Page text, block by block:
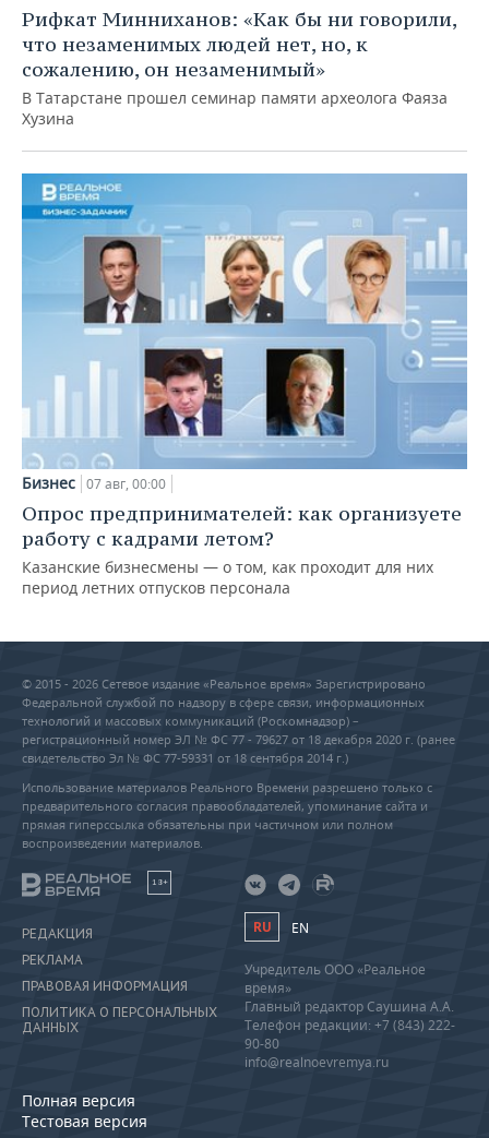
Рифкат Минниханов: «Как бы ни говорили,
что незаменимых людей нет, но, к
сожалению, он незаменимый»
В Татарстане прошел семинар памяти археолога Фаяза
Хузина
Бизнес 07 авг, 00:00
Опрос предпринимателей: как организуете
работу с кадрами летом?
Казанские бизнесмены — о том, как проходит для них
период летних отпусков персонала
© 2015 - 2026 Сетевое издание «Реальное время» Зарегистрировано
Федеральной службой по надзору в сфере связи, информационных
технологий и массовых коммуникаций (Роскомнадзор) –
регистрационный номер ЭЛ № ФС 77 - 79627 от 18 декабря 2020 г. (ранее
свидетельство Эл № ФС 77-59331 от 18 сентября 2014 г.)
Использование материалов Реального Времени разрешено только с
предварительного согласия правообладателей, упоминание сайта и
прямая гиперссылка обязательны при частичном или полном
воспроизведении материалов.
18+
РЕДАКЦИЯ
РЕКЛАМА
ПРАВОВАЯ ИНФОРМАЦИЯ
ПОЛИТИКА О ПЕРСОНАЛЬНЫХ
ДАННЫХ
Полная версия
Тестовая версия
RU EN
Учредитель ООО «Реальное
время»
Главный редактор Саушина А.А.
Телефон редакции: +7 (843) 222-
90-80
info@realnoevremya.ru